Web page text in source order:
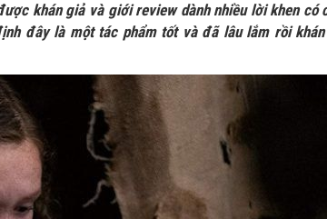
khán giả và giới review dành nhiều lời khen có
đây là một tác phẩm tốt và đã lâu lắm rồi